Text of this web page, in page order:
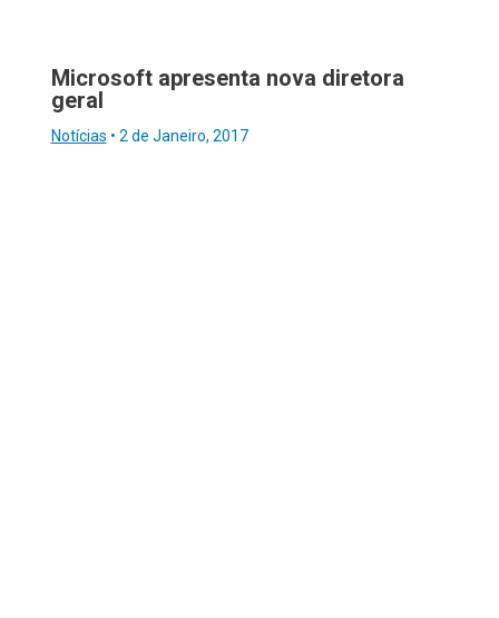
Microsoft apresenta nova diretora
geral
Notícias • 2 de Janeiro, 2017